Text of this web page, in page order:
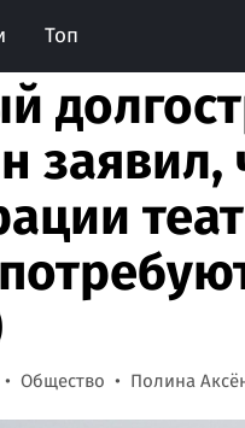
Топ
заявил,
Общество Полина